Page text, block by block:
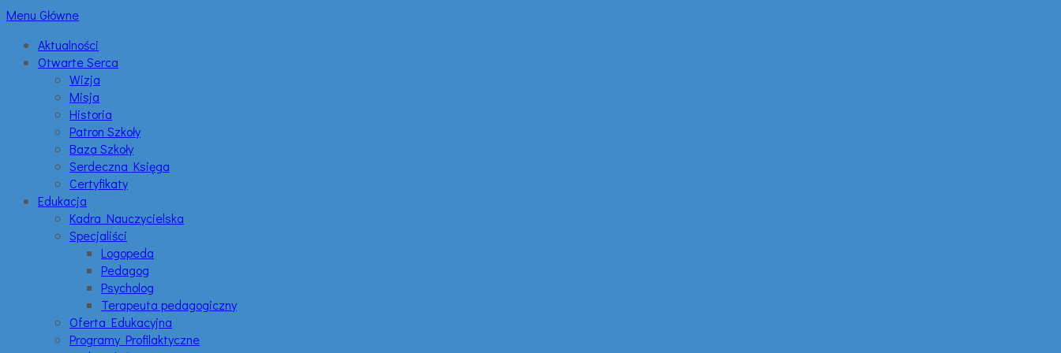
Menu Główne
Aktualności
Otwarte Serca
Wizja
Misja
Historia
Patron Szkoły
Baza Szkoły
Serdeczna Księga
Certyfikaty
Edukacja
Kadra Nauczycielska
Specjaliści
Logopeda
Pedagog
Psycholog
Terapeuta pedagogiczny
Oferta Edukacyjna
Programy Profilaktyczne